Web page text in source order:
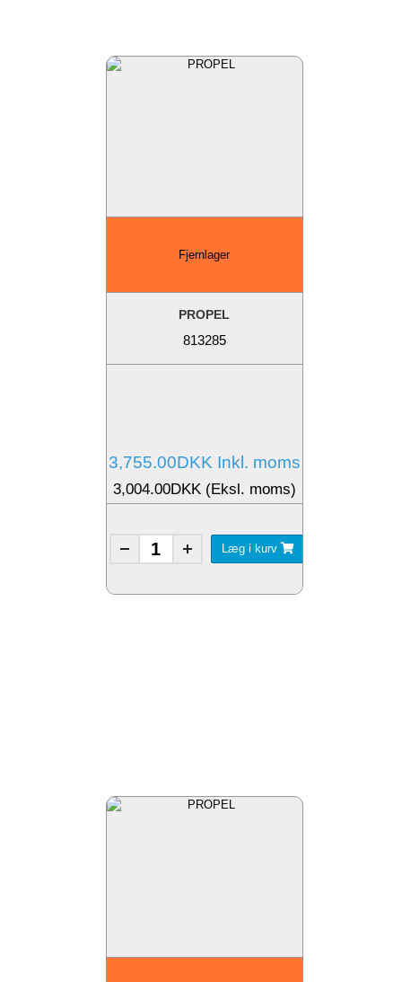
Fjernlager
PROPEL
813285
3,755.00DKK Inkl. moms
3,004.00DKK (Eksl. moms)
Læg i kurv